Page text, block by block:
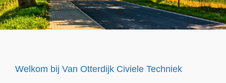
Welkom bij Van Otterdijk Civiele Techniek